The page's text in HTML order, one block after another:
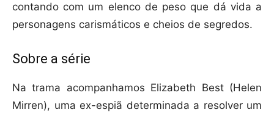
contando com um elenco de peso que dá vida a
personagens carismáticos e cheios de segredos.
Sobre a série
Na trama acompanhamos Elizabeth Best (Helen
Mirren), uma ex-espiã determinada a resolver um